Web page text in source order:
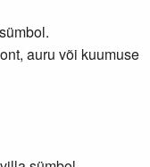
auru või kuumuse